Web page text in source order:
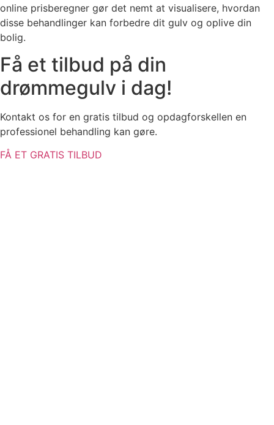
online prisberegner gør det nemt at visualisere, hvordan
disse behandlinger kan forbedre dit gulv og oplive din
bolig.
Få et tilbud på din
drømmegulv i dag!
Kontakt os for en gratis tilbud og opdagforskellen en
professionel behandling kan gøre.
FÅ ET GRATIS TILBUD